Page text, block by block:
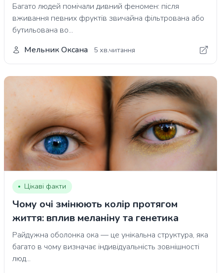
Багато людей помічали дивний феномен: після
вживання певних фруктів звичайна фільтрована або
бутильована во...
Мельник Оксана
5 хв.читання
Цікаві факти
Чому очі змінюють колір протягом
життя: вплив меланіну та генетика
Райдужна оболонка ока — це унікальна структура, яка
багато в чому визначає індивідуальність зовнішності
люд...